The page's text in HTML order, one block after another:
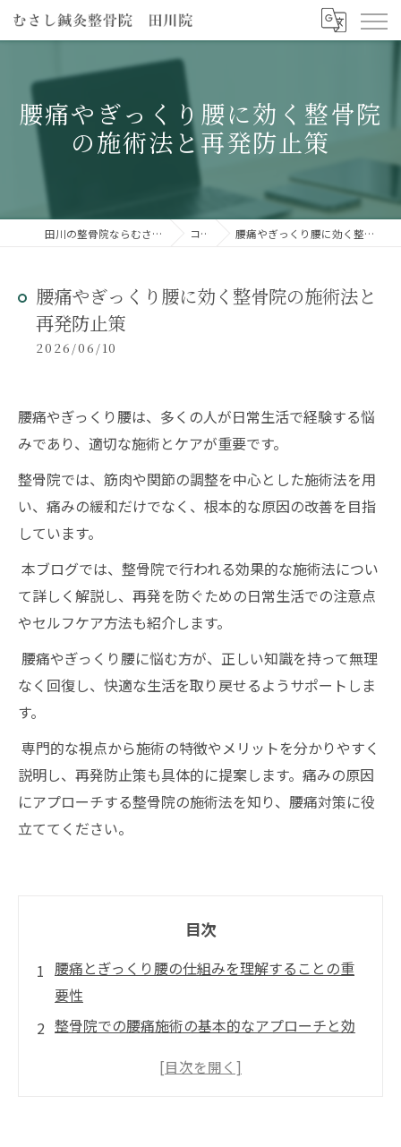
腰痛やぎっくり腰に効く整骨院
の施術法と再発防止策
田川の整骨院ならむさし鍼灸整骨院 田川院 コラム 腰痛やぎっくり腰に効く整骨院の施術法と再発防止策
腰痛やぎっくり腰に効く整骨院の施術法と
再発防止策
2026/06/10
腰痛やぎっくり腰は、多くの人が日常生活で経験する悩
みであり、適切な施術とケアが重要です。
整骨院では、筋肉や関節の調整を中心とした施術法を用
い、痛みの緩和だけでなく、根本的な原因の改善を目指
しています。
本ブログでは、整骨院で行われる効果的な施術法につい
て詳しく解説し、再発を防ぐための日常生活での注意点
やセルフケア方法も紹介します。
腰痛やぎっくり腰に悩む方が、正しい知識を持って無理
なく回復し、快適な生活を取り戻せるようサポートしま
す。
専門的な視点から施術の特徴やメリットを分かりやすく
説明し、再発防止策も具体的に提案します。痛みの原因
にアプローチする整骨院の施術法を知り、腰痛対策に役
立ててください。
目次
腰痛とぎっくり腰の仕組みを理解することの重
要性
整骨院での腰痛施術の基本的なアプローチと効
ぎっくり腰施術の特徴と即効性の秘訣